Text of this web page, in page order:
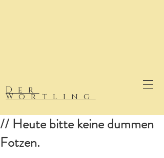
Der
Wortling
// Heute bitte keine dummen
Fotzen.